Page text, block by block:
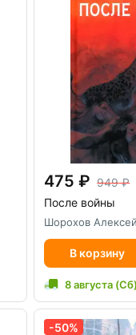
475
949
После войны
Шорохов
В корзину
8 августа (Сб)
-50%